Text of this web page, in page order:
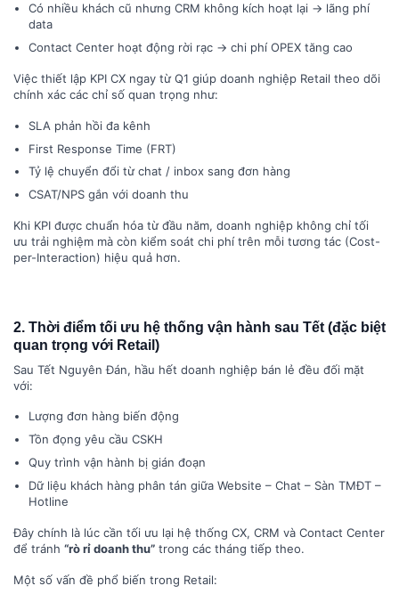
Có nhiều khách cũ nhưng CRM không kích hoạt lại → lãng phí
data
Contact Center hoạt động rời rạc → chi phí OPEX tăng cao
Việc thiết lập KPI CX ngay từ Q1 giúp doanh nghiệp Retail theo dõi
chính xác các chỉ số quan trọng như:
SLA phản hồi đa kênh
First Response Time (FRT)
Tỷ lệ chuyển đổi từ chat / inbox sang đơn hàng
CSAT/NPS gắn với doanh thu
Khi KPI được chuẩn hóa từ đầu năm, doanh nghiệp không chỉ tối
ưu trải nghiệm mà còn kiểm soát chi phí trên mỗi tương tác (Cost-
per-Interaction) hiệu quả hơn.
2. Thời điểm tối ưu hệ thống vận hành sau Tết (đặc biệt
quan trọng với Retail)
Sau Tết Nguyên Đán, hầu hết doanh nghiệp bán lẻ đều đối mặt
với:
Lượng đơn hàng biến động
Tồn đọng yêu cầu CSKH
Quy trình vận hành bị gián đoạn
Dữ liệu khách hàng phân tán giữa Website – Chat – Sàn TMĐT –
Hotline
Đây chính là lúc cần tối ưu lại hệ thống CX, CRM và Contact Center
để tránh “rò rỉ doanh thu” trong các tháng tiếp theo.
Một số vấn đề phổ biến trong Retail: